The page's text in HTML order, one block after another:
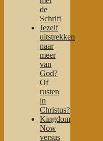
de
Schrift
Jezelf
uitstrekken
naar
meer
van
God?
Of
rusten
in
Christus?
Kingdom
Now
versus